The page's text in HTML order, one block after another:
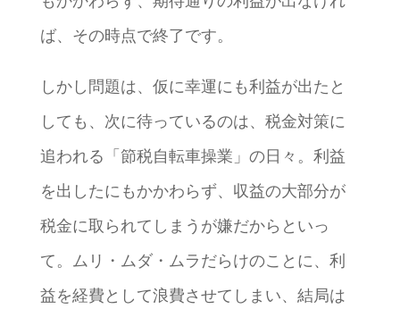
ば、その時点で終了です。
しかし問題は、仮に幸運にも利益が出たと
しても、次に待っているのは、税金対策に
追われる「節税自転車操業」の日々。利益
を出したにもかかわらず、収益の大部分が
税金に取られてしまうが嫌だからといっ
て。ムリ・ムダ・ムラだらけのことに、利
益を経費として浪費させてしまい、結局は